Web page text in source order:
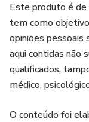
Este produto é
tem como
opiniões pessoais
aqui contidas não
qualificados,
médico,
O conteúdo foi